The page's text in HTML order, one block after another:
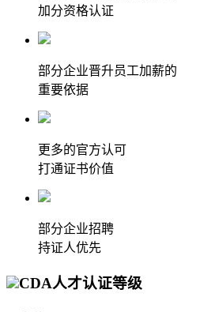
加分资格认证
部分企业晋升员工加薪的
重要依据
更多的官方认可
打通证书价值
部分企业招聘
持证人优先
CDA人才认证等级